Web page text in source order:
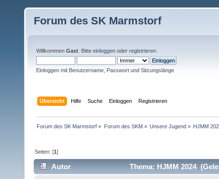
Forum des SK Marmstorf
Willkommen Gast . Bitte einloggen oder registrieren
Einloggen mit Benutzername, Passwort und Sitzungslänge
Übersicht Hilfe Suche Einloggen Registrieren
Forum des SK Marmstorf » Forum des SKM» Unsere Jugend» HJMM
Seiten: [1]
Autor Thema: HJMM 2024